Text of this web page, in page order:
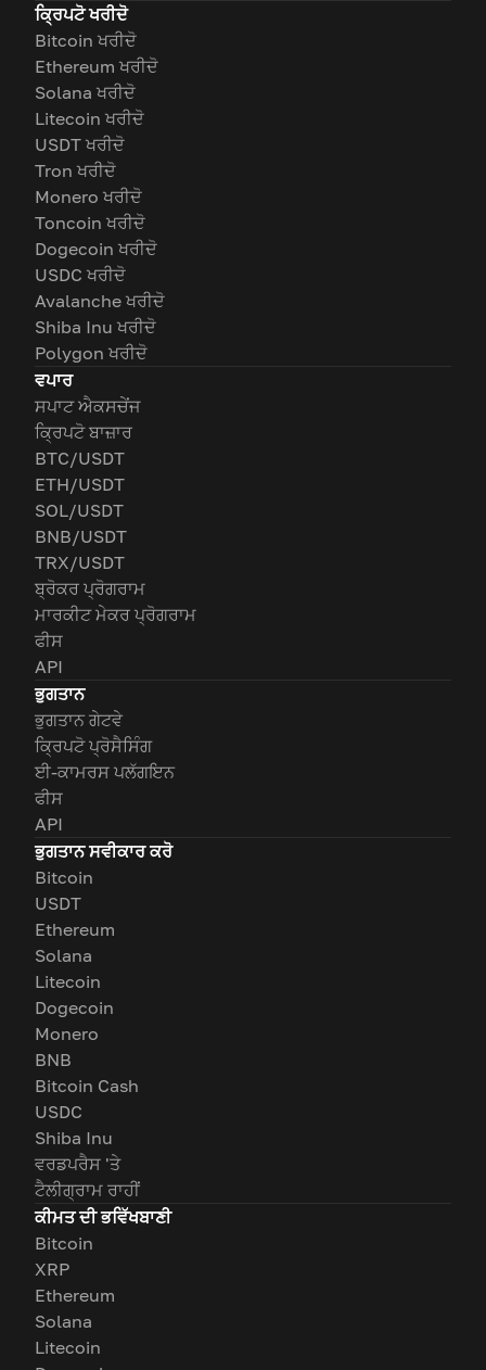
ਕ੍ਰਿਪਟੋ ਖਰੀਦੋ
Bitcoin ਖਰੀਦੋ
Ethereum ਖਰੀਦੋ
Solana ਖਰੀਦੋ
Litecoin ਖਰੀਦੋ
USDT ਖਰੀਦੋ
Tron ਖਰੀਦੋ
Monero ਖਰੀਦੋ
Toncoin ਖਰੀਦੋ
Dogecoin ਖਰੀਦੋ
USDC ਖਰੀਦੋ
Avalanche ਖਰੀਦੋ
Shiba Inu ਖਰੀਦੋ
Polygon ਖਰੀਦੋ
ਵਪਾਰ
ਸਪਾਟ ਐਕਸਚੇਂਜ
ਕ੍ਰਿਪਟੋ ਬਾਜ਼ਾਰ
BTC/USDT
ETH/USDT
SOL/USDT
BNB/USDT
TRX/USDT
ਬ੍ਰੋਕਰ ਪ੍ਰੋਗਰਾਮ
ਮਾਰਕੀਟ ਮੇਕਰ ਪ੍ਰੋਗਰਾਮ
ਫੀਸ
API
ਭੁਗਤਾਨ
ਭੁਗਤਾਨ ਗੇਟਵੇ
ਕ੍ਰਿਪਟੋ ਪ੍ਰੋਸੈਸਿੰਗ
ਈ-ਕਾਮਰਸ ਪਲੱਗਇਨ
ਫੀਸ
API
ਭੁਗਤਾਨ ਸਵੀਕਾਰ ਕਰੋ
Bitcoin
USDT
Ethereum
Solana
Litecoin
Dogecoin
Monero
BNB
Bitcoin Cash
USDC
Shiba Inu
ਵਰਡਪਰੈਸ 'ਤੇ
ਟੈਲੀਗ੍ਰਾਮ ਰਾਹੀਂ
ਕੀਮਤ ਦੀ ਭਵਿੱਖਬਾਣੀ
Bitcoin
XRP
Ethereum
Solana
Litecoin